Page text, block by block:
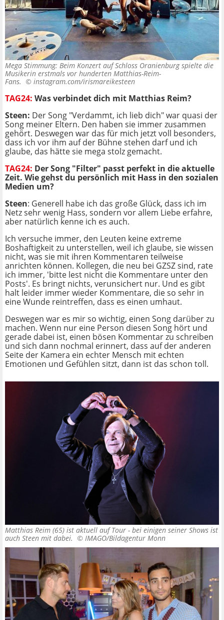
Mega Stimmung: Beim Konzert auf Schloss Oranienburg spielte die
Musikerin erstmals vor hunderten Matthias-Reim-
Fans. © instagram.com/irismareikesteen
TAG24: Was verbindet dich mit Matthias Reim?
Steen: Der Song "Verdammt, ich lieb dich" war quasi der
Song meiner Eltern. Den haben sie immer zusammen
gehört. Deswegen war das für mich jetzt voll besonders,
dass ich vor ihm auf der Bühne stehen darf und ich
glaube, das hätte sie mega stolz gemacht.
TAG24: Der Song "Filter" passt perfekt in die aktuelle
Zeit. Wie gehst du persönlich mit Hass in den sozialen
Medien um?
Steen: Generell habe ich das große Glück, dass ich im
Netz sehr wenig Hass, sondern vor allem Liebe erfahre,
aber natürlich kenne ich es auch.
Ich versuche immer, den Leuten keine extreme
Boshaftigkeit zu unterstellen, weil ich glaube, sie wissen
nicht, was sie mit ihren Kommentaren teilweise
anrichten können. Kollegen, die neu bei GZSZ sind, rate
ich immer, 'bitte lest nicht die Kommentare unter den
Posts'. Es bringt nichts, verunsichert nur. Und es gibt
halt leider immer wieder Kommentare, die so sehr in
eine Wunde reintreffen, dass es einen umhaut.
Deswegen war es mir so wichtig, einen Song darüber zu
machen. Wenn nur eine Person diesen Song hört und
gerade dabei ist, einen bösen Kommentar zu schreiben
und sich dann nochmal erinnert, dass auf der anderen
Seite der Kamera ein echter Mensch mit echten
Emotionen und Gefühlen sitzt, dann ist das schon toll.
Matthias Reim (65) ist aktuell auf Tour - bei einigen seiner Shows ist
auch Steen mit dabei. © IMAGO/Bildagentur Monn